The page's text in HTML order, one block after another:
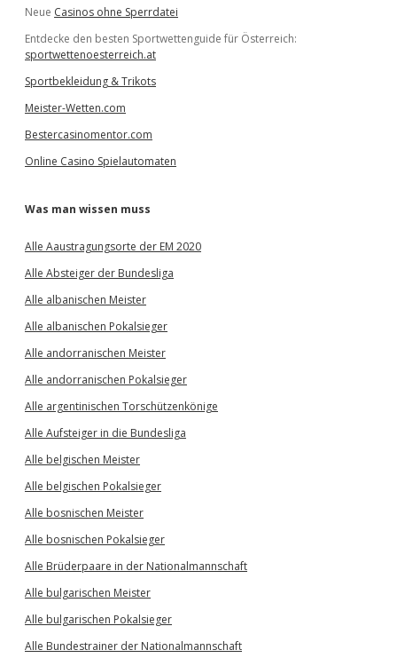
Neue Casinos ohne Sperrdatei
Entdecke den besten Sportwettenguide für Österreich:
sportwettenoesterreich.at
Sportbekleidung & Trikots
Meister-Wetten.com
Bestercasinomentor.com
Online Casino Spielautomaten
Was man wissen muss
Alle Aaustragungsorte der EM 2020
Alle Absteiger der Bundesliga
Alle albanischen Meister
Alle albanischen Pokalsieger
Alle andorranischen Meister
Alle andorranischen Pokalsieger
Alle argentinischen Torschützenkönige
Alle Aufsteiger in die Bundesliga
Alle belgischen Meister
Alle belgischen Pokalsieger
Alle bosnischen Meister
Alle bosnischen Pokalsieger
Alle Brüderpaare in der Nationalmannschaft
Alle bulgarischen Meister
Alle bulgarischen Pokalsieger
Alle Bundestrainer der Nationalmannschaft